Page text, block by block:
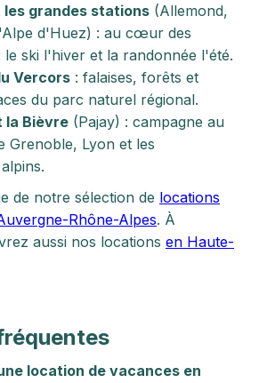
les grandes stations (Allemond,
d'Huez) : au cœur des
ski l'hiver et la randonnée l'été.
Vercors : falaises, forêts et
du parc naturel régional.
la Bièvre (Pajay) : campagne au
Grenoble, Lyon et les
de notre sélection de locations
Rhône-Alpes. À
aussi nos locations en Haute-
location de vacances en